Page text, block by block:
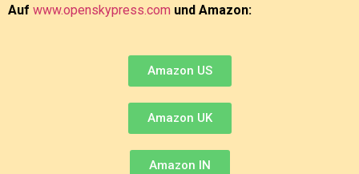
Auf www.openskypress.com und Amazon:
Amazon US
Amazon UK
Amazon IN